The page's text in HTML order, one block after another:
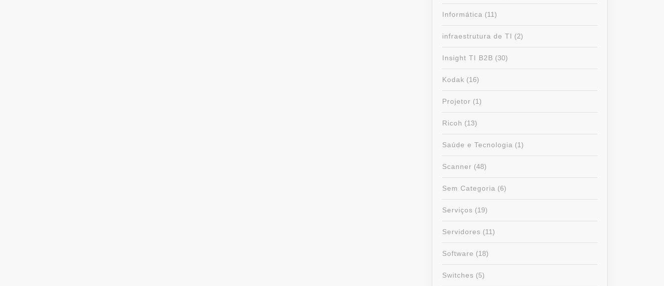
Informática (11)
infraestrutura de TI (2)
Insight TI B2B (30)
Kodak (16)
Projetor (1)
Ricoh (13)
Saúde e Tecnologia (1)
Scanner (48)
Sem Categoria (6)
Serviços (19)
Servidores (11)
Software (18)
Switches (5)